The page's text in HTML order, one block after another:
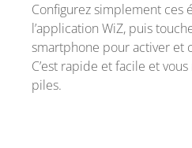
Configurez simplement ces
l’application WiZ, puis
smartphone pour activer et
C’est rapide et facile et
piles.